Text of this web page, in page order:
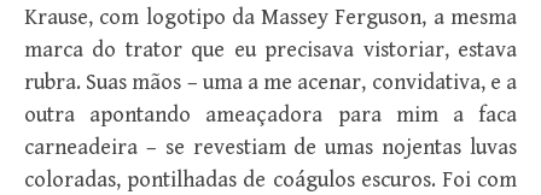
Krause, com logotipo da Massey Ferguson, a mesma
marca do trator que eu precisava vistoriar, estava
rubra. Suas mãos – uma a me acenar, convidativa, e a
outra apontando ameaçadora para mim a faca
carneadeira – se revestiam de umas nojentas luvas
coloradas, pontilhadas de coágulos escuros. Foi com